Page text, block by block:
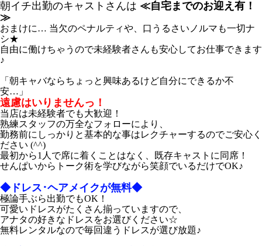
朝イチ出勤のキャストさんは ≪自宅までのお迎え有！
≫
おまけに… 当欠のペナルティや、口うるさいノルマも一切ナ
シ★
自由に働けちゃうので未経験者さんも安心してお仕事できます
♪
「朝キャバならちょっと興味あるけど自分にできるか不
安…」
遠慮はいりませんっ！
当店は未経験者でも大歓迎！
熟練スタッフの万全なフォローにより、
勤務前にしっかりと基本的な事はレクチャーするのでご安心く
ださい (^^)
最初から1人で席に着くことはなく、既存キャストに同席！
せんぱいからトーク術を学びながら笑顔でいるだけでOK♪
◆ドレス･ヘアメイクが無料◆
極論手ぶら出勤でもOK！
可愛いドレスがたくさん揃っていますので、
アナタの好きなドレスをお選びください☆
無料レンタルなので毎回違うドレスが選び放題♪